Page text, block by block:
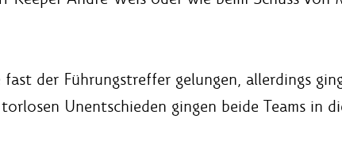
der Führungstreffer gelungen, allerdings
Unentschieden gingen beide Teams in